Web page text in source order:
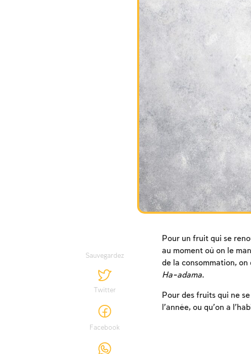
Sauvegardez
Twitter
Facebook
Pour un fruit qui se
au moment où on le
de la consommation, on
Ha-adama.
Pour des fruits qui ne
l’année, ou qu’on a